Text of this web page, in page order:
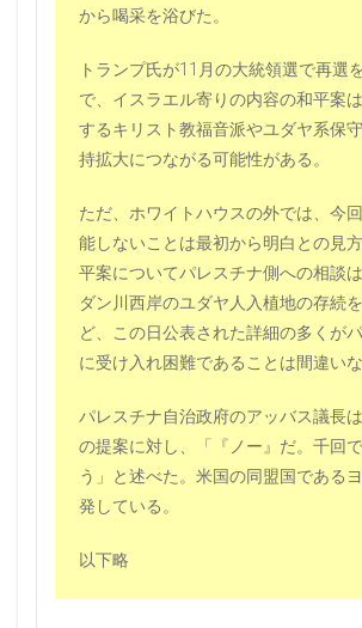
から喝采を浴びた。
トランプ氏が11月の大統領選で再選
で、イスラエル寄りの内容の和平案
するキリスト教福音派やユダヤ系保
持拡大につながる可能性がある。
ただ、ホワイトハウスの外では、今
能しないことは最初から明白との見
平案についてパレスチナ側への相談
ダン川西岸のユダヤ人入植地の存続
ど、この日公表された詳細の多くが
に受け入れ困難であることは間違いな
パレスチナ自治政府のアッバス議長
の提案に対し、「『ノー』だ。千回
う」と述べた。米国の同盟国である
発している。
以下略